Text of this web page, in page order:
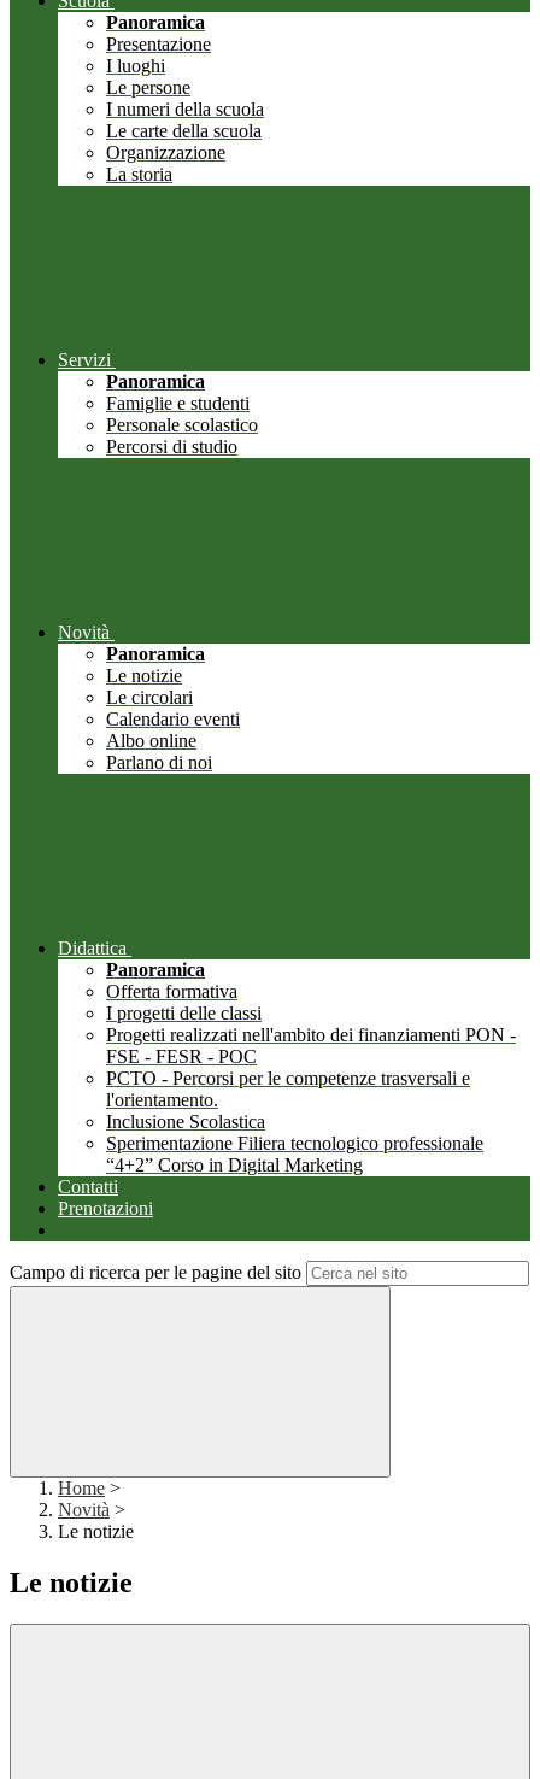
Panoramica
Presentazione
I luoghi
Le persone
I numeri della scuola
Le carte della scuola
Organizzazione
La storia
Servizi
Panoramica
Famiglie e studenti
Personale scolastico
Percorsi di studio
Novità
Panoramica
Le notizie
Le circolari
Calendario eventi
Albo online
Parlano di noi
Didattica
Panoramica
Offerta formativa
I progetti delle classi
Progetti realizzati nell'ambito dei finanziamenti PON -
FSE - FESR - POC
PCTO - Percorsi per le competenze trasversali e
l'orientamento.
Inclusione Scolastica
Sperimentazione Filiera tecnologico professionale
“4+2” Corso in Digital Marketing
Contatti
Prenotazioni
Campo di ricerca per le pagine del sito
Home >
Novità >
Le notizie
Le notizie